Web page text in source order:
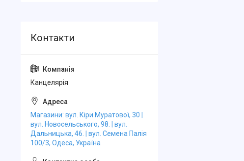
Канцелярiя
Магазини: вул. Кіри Муратової, 30 |
вул. Новосельського, 98. | вул.
Дальницька, 46. | вул. Семена Палія
100/3, Одеса, Україна